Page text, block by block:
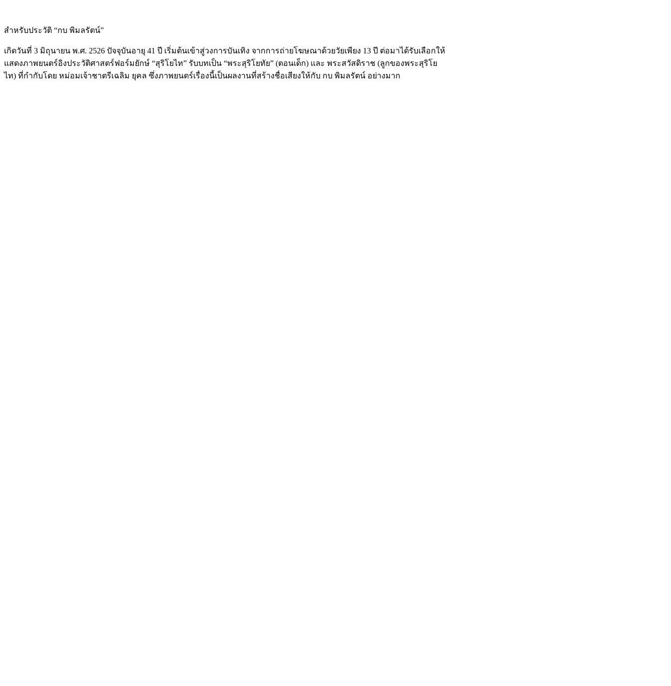
สำหรับประวัติ “กบ พิมลรัตน์”
เกิดวันที่ 3 มิถุนายน พ.ศ. 2526 ปัจจุบันอายุ 41 ปี เริ่มต้นเข้าสู่วงการบันเทิง จากการถ่ายโฆษณาด้วยวัยเพียง 13 ปี ต่อมาได้รับเลือกให้
แสดงภาพยนตร์อิงประวัติศาสตร์ฟอร์มยักษ์ “สุริโยไท” รับบทเป็น “พระสุริโยทัย” (ตอนเด็ก) และ พระสวัสดิราช (ลูกของพระสุริโย
ไท) ที่กำกับโดย หม่อมเจ้าชาตรีเฉลิม ยุคล ซึ่งภาพยนตร์เรื่องนี้เป็นผลงานที่สร้างชื่อเสียงให้กับ กบ พิมลรัตน์ อย่างมาก